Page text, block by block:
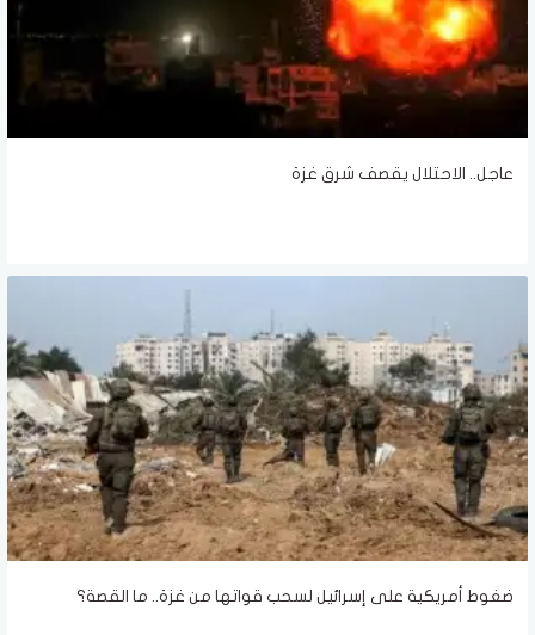
عاجل.. الاحتلال يقصف شرق غزة
ضغوط أمريكية على إسرائيل لسحب قواتها من غزة.. ما القصة؟